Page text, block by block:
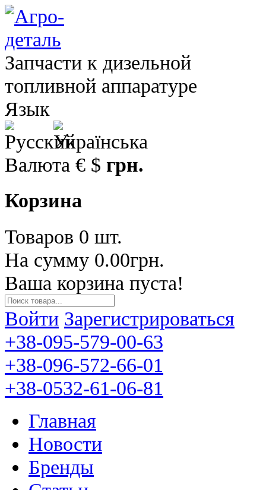
Запчасти к дизельной
топливной аппаратуре
Язык
Валюта € $ грн.
Корзина
Товаров 0 шт.
На сумму 0.00грн.
Ваша корзина пуста!
Войти Зарегистрироваться
+38-095-579-00-63
+38-096-572-66-01
+38-0532-61-06-81
Главная
Новости
Бренды